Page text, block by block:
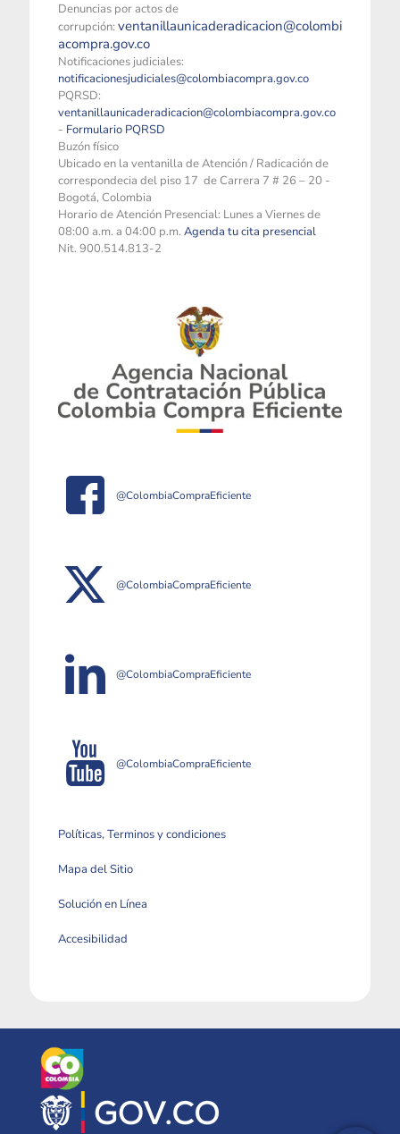
Denuncias por actos de
corrupción: ventanillaunicaderadicacion@colombi
acompra.gov.co
Notificaciones judiciales:
notificacionesjudiciales@colombiacompra.gov.co
PQRSD:
ventanillaunicaderadicacion@colombiacompra.gov.co
- Formulario PQRSD
Buzón físico
Ubicado en la ventanilla de Atención / Radicación de
correspondecia del piso 17 de Carrera 7 # 26 – 20 -
Bogotá, Colombia
Horario de Atención Presencial: Lunes a Viernes de
08:00 a.m. a 04:00 p.m. Agenda tu cita presencial
Nit. 900.514.813-2
@ColombiaCompraEficiente
@ColombiaCompraEficiente
@ColombiaCompraEficiente
@ColombiaCompraEficiente
Políticas, Terminos y condiciones
Mapa del Sitio
Solución en Línea
Accesibilidad